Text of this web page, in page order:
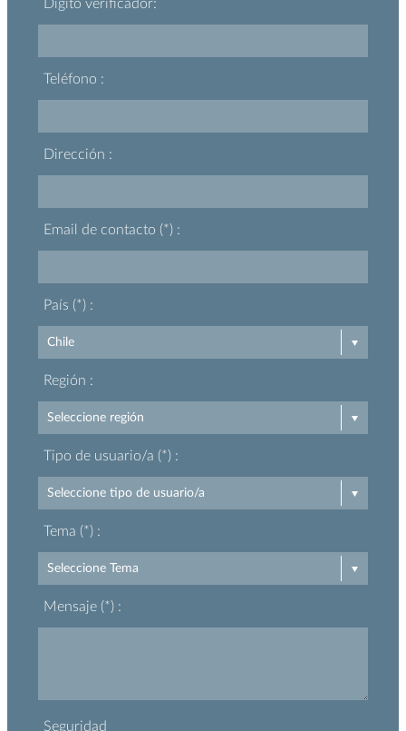
Digito verificador:
Teléfono :
Dirección :
Email de contacto (*) :
País (*) :
Región :
Tipo de usuario/a (*) :
Tema (*) :
Mensaje (*) :
Seguridad